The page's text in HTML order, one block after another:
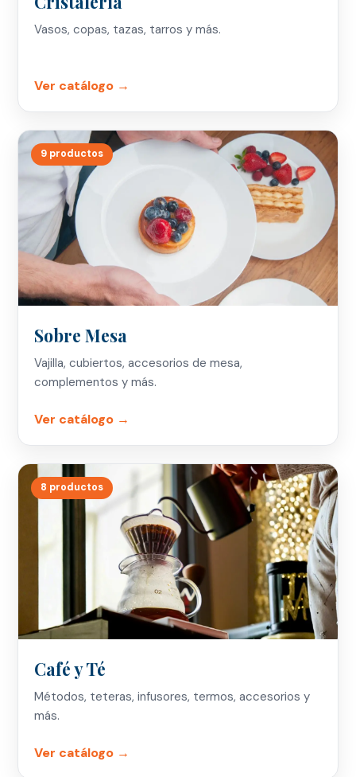
Vasos, copas, tazas, tarros y más.
Ver catálogo →
9 productos
Sobre Mesa
Vajilla, cubiertos, accesorios de mesa,
complementos y más.
Ver catálogo →
8 productos
Café y Té
Métodos, teteras, infusores, termos, accesorios y
más.
Ver catálogo →